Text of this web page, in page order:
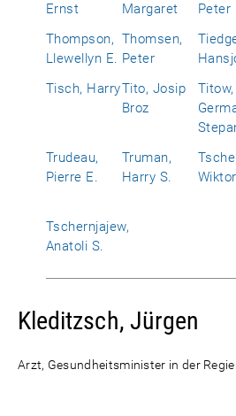
Ernst
Margaret
Peter
Thompson,
Llewellyn E.
Thomsen,
Peter
Tisch, HarryTito, Josip
Broz
Titow,
Trudeau,
Pierre E.
Truman,
Harry S.
Tschernjajew,
Anatoli S.
Kleditzsch, Jürgen
Arzt, Gesundheitsminister in der